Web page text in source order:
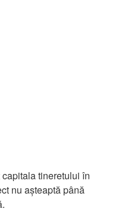
tineretului în
nu așteaptă până